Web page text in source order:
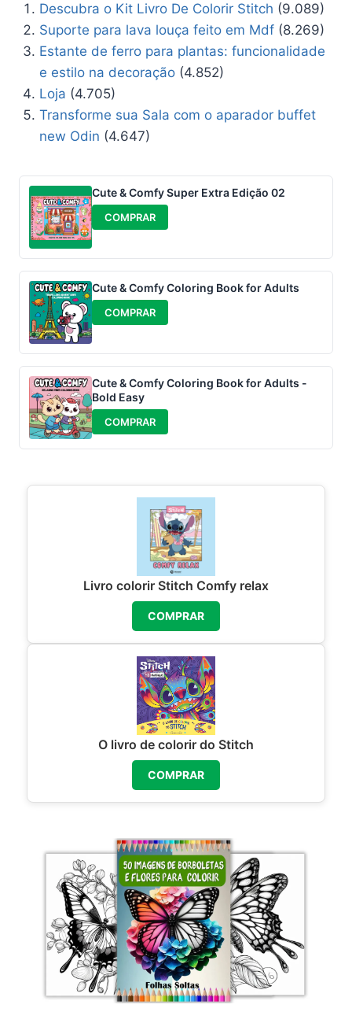
Descubra o Kit Livro De Colorir Stitch (9.089)
Suporte para lava louça feito em Mdf (8.269)
Estante de ferro para plantas: funcionalidade
e estilo na decoração (4.852)
Loja (4.705)
Transforme sua Sala com o aparador buffet
new Odin (4.647)
Cute & Comfy Super Extra Edição 02
COMPRAR
Cute & Comfy Coloring Book for Adults
COMPRAR
Cute & Comfy Coloring Book for Adults -
Bold Easy
COMPRAR
Livro colorir Stitch Comfy relax
COMPRAR
O livro de colorir do Stitch
COMPRAR